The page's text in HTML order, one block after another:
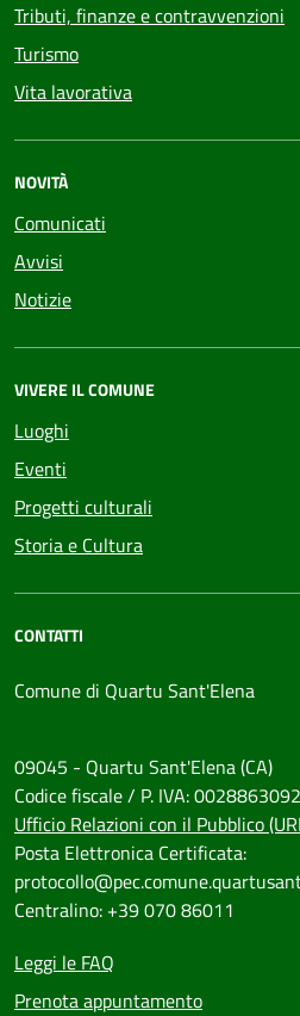
Tributi, finanze e contravvenzioni
Turismo
Vita lavorativa
NOVITÀ
Comunicati
Avvisi
Notizie
VIVERE IL COMUNE
Luoghi
Eventi
Progetti culturali
Storia e Cultura
CONTATTI
Comune di Quartu Sant'Elena
09045 - Quartu Sant'Elena (CA)
Codice fiscale / P. IVA:
Ufficio Relazioni con il Pubblico
Posta Elettronica Certificata:
Centralino: +39 070 86011
Leggi le FAQ
Prenota appuntamento